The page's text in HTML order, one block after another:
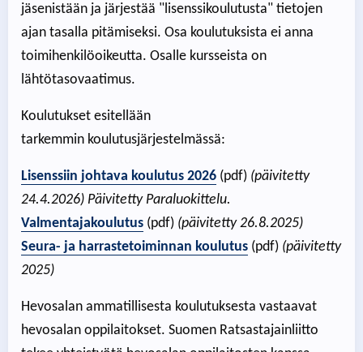
jäsenistään ja järjestää "lisenssikoulutusta" tietojen
ajan tasalla pitämiseksi. Osa koulutuksista ei anna
toimihenkilöoikeutta. Osalle kursseista on
lähtötasovaatimus.
Koulutukset esitellään
tarkemmin koulutusjärjestelmässä:
Lisenssiin johtava koulutus 2026 (pdf) (päivitetty
24.4.2026) Päivitetty Paraluokittelu.
Valmentajakoulutus (pdf) (päivitetty 26.8.2025)
Seura- ja harrastetoiminnan koulutus (pdf) (päivitetty
2025)
Hevosalan ammatillisesta koulutuksesta vastaavat
hevosalan oppilaitokset. Suomen Ratsastajainliitto